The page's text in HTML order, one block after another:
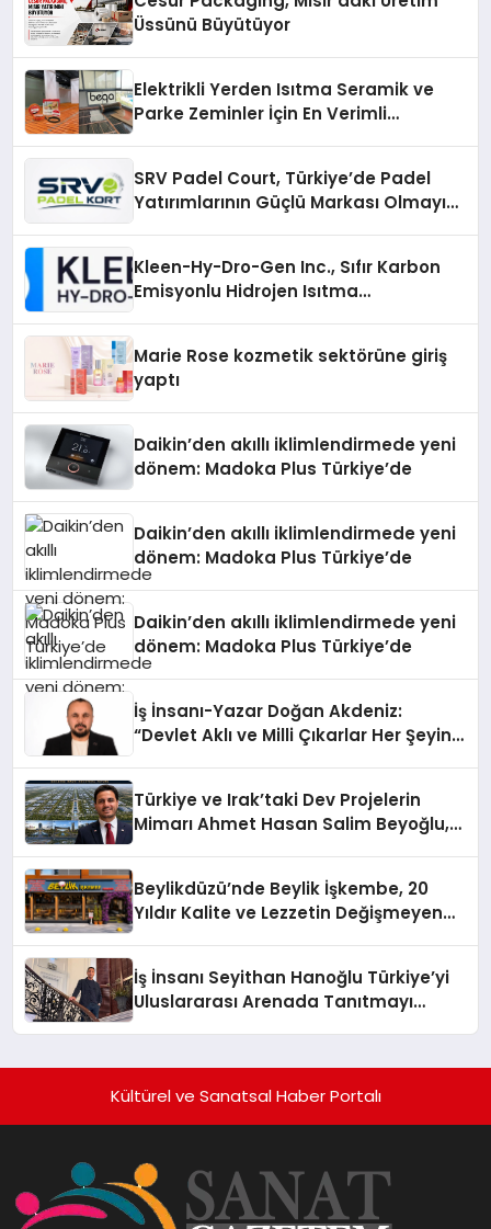
Üssünü Büyütüyor
Elektrikli Yerden Isıtma Seramik ve
Parke Zeminler İçin En Verimli
SRV Padel Court, Türkiye’de Padel
Yatırımlarının Güçlü Markası Olmayı
Kleen-Hy-Dro-Gen Inc., Sıfır Karbon
Emisyonlu Hidrojen Isıtma
Marie Rose kozmetik sektörüne giriş
yaptı
Daikin’den akıllı iklimlendirmede yeni
dönem: Madoka Plus Türkiye’de
Daikin’den akıllı iklimlendirmede yeni
dönem: Madoka Plus Türkiye’de
Daikin’den akıllı iklimlendirmede yeni
dönem: Madoka Plus Türkiye’de
İş İnsanı-Yazar Doğan Akdeniz:
“Devlet Aklı ve Milli Çıkarlar Her Şeyin
Türkiye ve Irak’taki Dev Projelerin
Mimarı Ahmet Hasan Salim Beyoğlu,
Hayata Geçirecek
Beylikdüzü’nde Beylik İşkembe, 20
Yıldır Kalite ve Lezzetin Değişmeyen
İş İnsanı Seyithan Hanoğlu Türkiye’yi
Uluslararası Arenada Tanıtmayı
Kültürel ve Sanatsal Haber Portalı